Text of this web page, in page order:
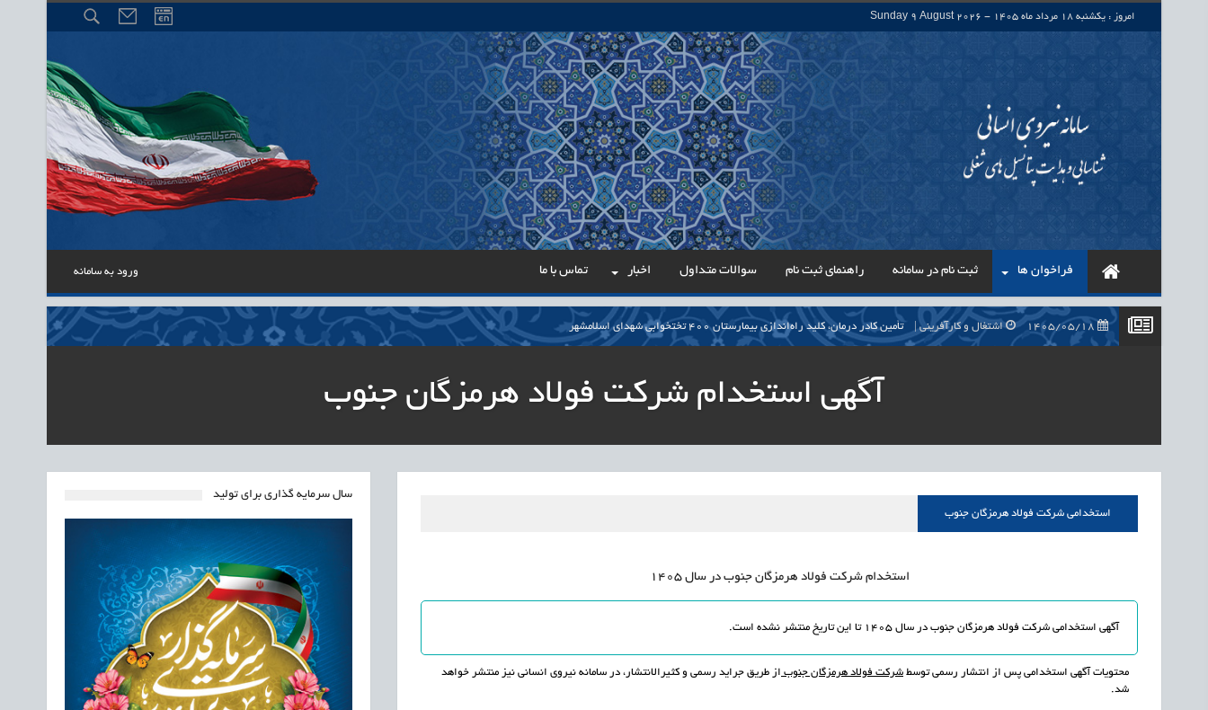
امروز : یکشنبه 18 مرداد ماه 1405 - Sunday 9 August 2026
فراخوان ها ثبت نام در سامانه راهنمای ثبت نام سوالات متداول اخبار تماس با ما ورود به سامانه
اشتغال و کارآفرینی تأمین کادر درمان، کلید راه‌اندازی بیمارستان ۴۰۰ تختخوابی شهدای اسلامشهر
قرارداد کار معین، راهکار پایدار برای ساماندهی معلمان حق‌التدریس آزاد
1405/05/18 اشتغال و کارآفرینی رئیس مرکز منابع انسانی آموزش‌وپرورش: داوطلبان ردصلاحیت‌شده حق اعتراض دارند
آگهی استخدام شركت فولاد هرمزگان جنوب
استخدامی شركت فولاد هرمزگان جنوب
استخدام شركت فولاد هرمزگان جنوب در سال 1405
آگهی استخدامی شركت فولاد هرمزگان جنوب در سال 1405 تا این تاریخ منتشر نشده است.
محتویات آگهی استخدامی پس از انتشار رسمی توسط شركت فولاد هرمزگان جنوب از طریق جراید رسمی و کثیرالانتشار، در سامانه نیروی انسانی نیز منتشر خواهد
شد.
سال سرمایه گذاری برای تولید